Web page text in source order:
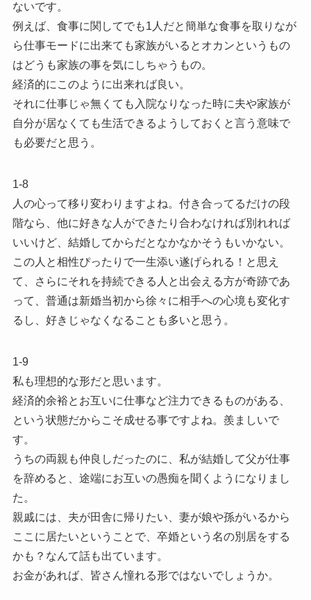
ないです。
例えば、食事に関してでも1人だと簡単な食事を取りなが
ら仕事モードに出来ても家族がいるとオカンというもの
はどうも家族の事を気にしちゃうもの。
経済的にこのように出来れば良い。
それに仕事じゃ無くても入院なりなった時に夫や家族が
自分が居なくても生活できるようしておくと言う意味で
も必要だと思う。
1-8
人の心って移り変わりますよね。付き合ってるだけの段
階なら、他に好きな人ができたり合わなければ別れれば
いいけど、結婚してからだとなかなかそうもいかない。
この人と相性ぴったりで一生添い遂げられる！と思え
て、さらにそれを持続できる人と出会える方が奇跡であ
って、普通は新婚当初から徐々に相手への心境も変化す
るし、好きじゃなくなることも多いと思う。
1-9
私も理想的な形だと思います。
経済的余裕とお互いに仕事など注力できるものがある、
という状態だからこそ成せる事ですよね。羨ましいで
す。
うちの両親も仲良しだったのに、私が結婚して父が仕事
を辞めると、途端にお互いの愚痴を聞くようになりまし
た。
親戚には、夫が田舎に帰りたい、妻が娘や孫がいるから
ここに居たいということで、卒婚という名の別居をする
かも？なんて話も出ています。
お金があれば、皆さん憧れる形ではないでしょうか。